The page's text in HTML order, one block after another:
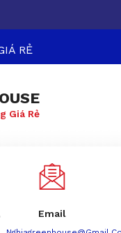
RẺ
Giá Rẻ
Email